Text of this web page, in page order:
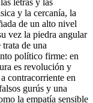
y la cercanía, la
de un alto nivel
vez la piedra angular
trata de una
político firme: en
es revolución y
contracorriente en
gurús y una
la empatía sensible